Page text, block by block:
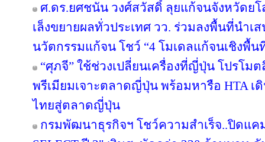
ศ.ดร.ยศชนัน วงศ์สวัสดิ์ ลุยแก้จนจังหวัดย
เล็งขยายผลทั่วประเทศ วว. ร่วมลงพื้นที่นำเ
นวัตกรรมแก้จน โชว์ “4 โมเดลแก้จนเชิงพื้น
“ศุภจี” ใช้ช่วงเปลี่ยนเครื่องที่ญี่ปุ่น โปรโ
พรีเมียมเจาะตลาดญี่ปุ่น พร้อมหารือ HTA
ไทยสู่ตลาดญี่ปุ่น
กรมพัฒนาธุรกิจฯ โชว์ความสำเร็จ..ปิดแค